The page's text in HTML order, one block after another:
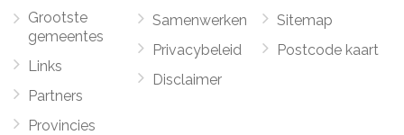
Grootste
gemeentes
Links
Partners
Provincies
Samenwerken
Privacybeleid
Disclaimer
Sitemap
Postcode kaart